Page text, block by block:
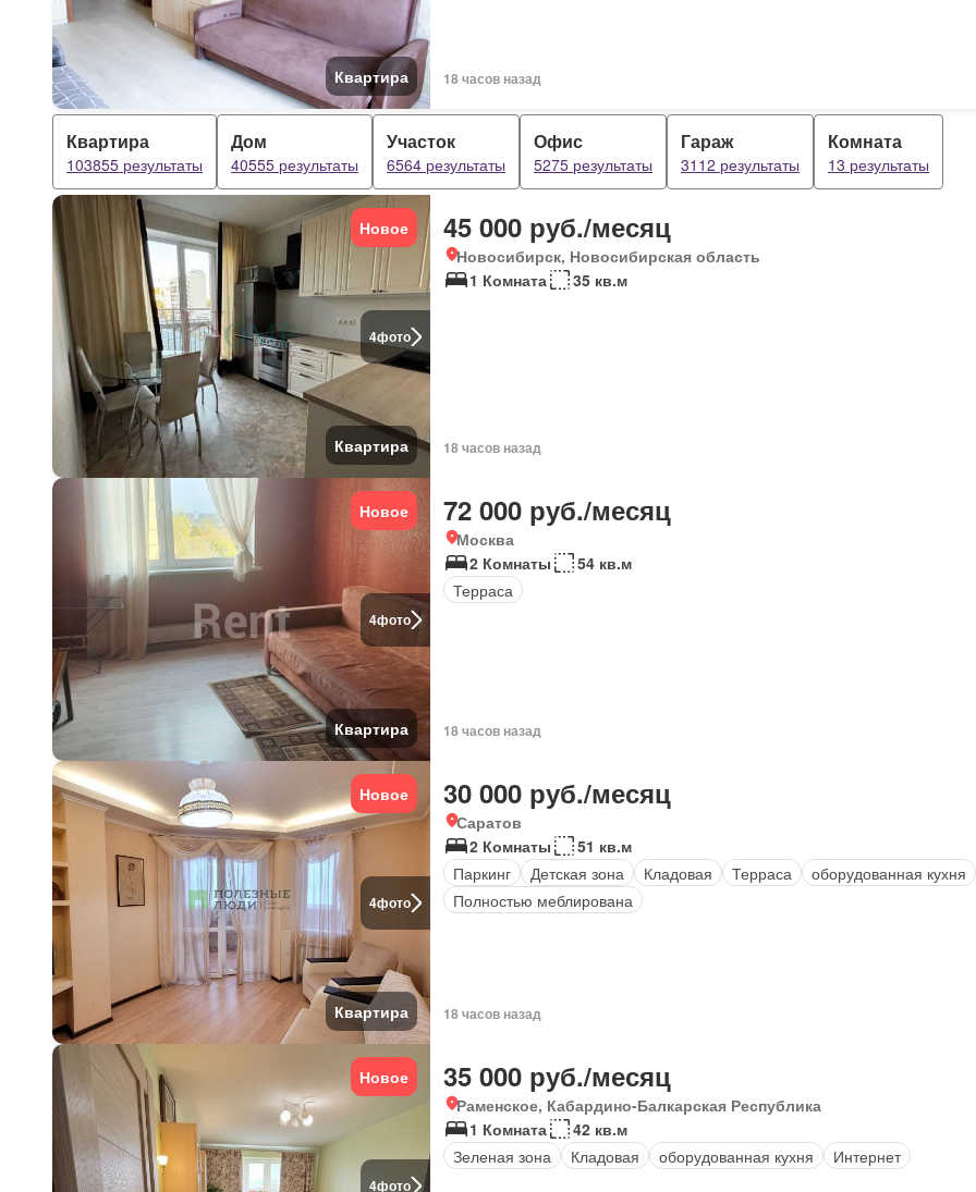
Квартира 18 часов назад
Квартира
103855 результаты
Дом
40555 результаты
Участок
6564 результаты
Офис
5275 результаты
Гараж
3112 результаты
Комната
13 результаты
4фото
Новое
Квартира
45 000 руб./месяц
Новосибирск, Новосибирская область
1 Комната
35 кв.м
18 часов назад
4фото
Новое
Квартира
72 000 руб./месяц
Москва
2 Комнаты
54 кв.м
Терраса
18 часов назад
4фото
Новое
Квартира
30 000 руб./месяц
Саратов
2 Комнаты
51 кв.м
Паркинг
Детская зона Кладовая Терраса
оборудованная кухня
Полностью меблирована
18 часов назад
4фото
Новое 35 000 руб./месяц
Раменское, Кабардино-Балкарская Республика
1 Комната
42 кв.м
Зеленая зона
Кладовая оборудованная кухня Интернет